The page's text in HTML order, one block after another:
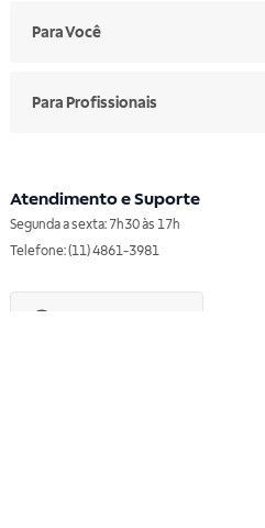
Para Você
Para Profissionais
Atendimento e Suporte
Segunda a sexta: 7h30 às 17h
Telefone: (11) 4861-3981